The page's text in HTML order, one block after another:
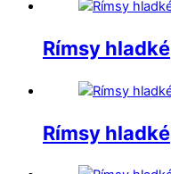
Rímsy hladké
Rímsy hladké